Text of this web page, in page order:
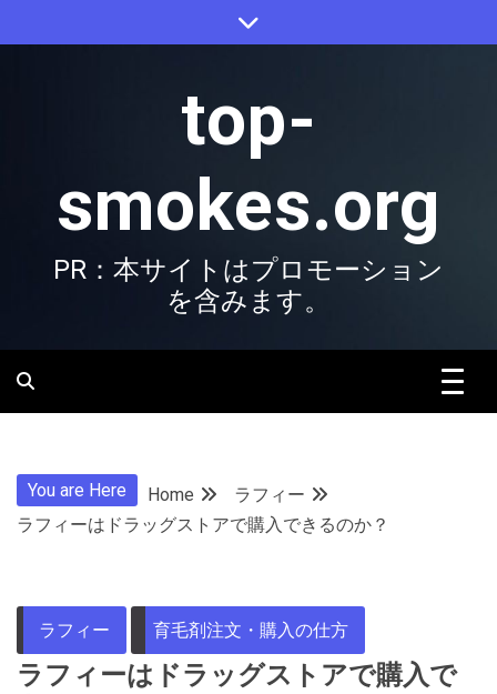
to
top-
smokes.org
PR：本サイトはプロモーション
を含みます。
You are Here Home
ラフィー
ラフィーはドラッグストアで購入できるのか？
ラフィー 育毛剤注文・購入の仕方
ラフィーはドラッグストアで購入で